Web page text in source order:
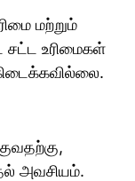
மற்றும்
சட்ட உரிமைகள்
அவசியம்.